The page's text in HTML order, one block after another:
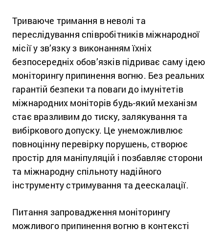
Триваюче тримання в неволі та
переслідування співробітників міжнародної
місії у зв’язку з виконанням їхніх
безпосередніх обов’язків підриває саму ідею
моніторингу припинення вогню. Без реальних
гарантій безпеки та поваги до імунітетів
міжнародних моніторів будь-який механізм
стає вразливим до тиску, залякування та
вибіркового допуску. Це унеможливлює
повноцінну перевірку порушень, створює
простір для маніпуляцій і позбавляє сторони
та міжнародну спільноту надійного
інструменту стримування та деескалації.
Питання запровадження моніторингу
можливого припинення вогню в контексті